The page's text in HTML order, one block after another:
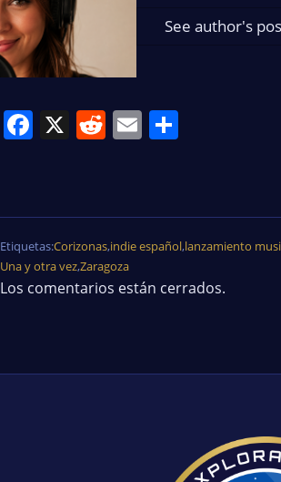
See author's
Facebook
X Reddit
Email
Etiquetas:Corizonas,indie español,lanzamiento
Una y otra vez,Zaragoza
Los comentarios están cerrados.